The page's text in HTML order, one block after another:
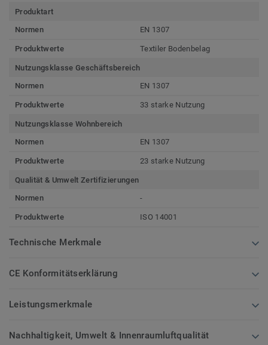
Produktart
Normen
EN 1307
Produktwerte Textiler Bodenbelag
Nutzungsklasse Geschäftsbereich
Normen
EN 1307
Produktwerte 33 starke Nutzung
Nutzungsklasse Wohnbereich
Normen
EN 1307
Produktwerte 23 starke Nutzung
Qualität & Umwelt Zertifizierungen
Normen
-
Produktwerte ISO 14001
Technische Merkmale
CE Konformitätserklärung
Leistungsmerkmale
Nachhaltigkeit, Umwelt & Innenraumluftqualität